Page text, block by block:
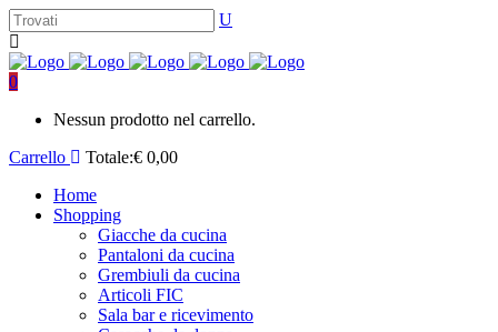
0
Nessun prodotto nel carrello.
Carrello
Totale:€ 0,00
Home
Shopping
Giacche da cucina
Pantaloni da cucina
Grembiuli da cucina
Articoli FIC
Sala bar e ricevimento